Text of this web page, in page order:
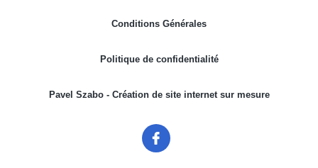
Conditions Générales
Politique de confidentialité
Pavel Szabo - Création de site internet sur mesure